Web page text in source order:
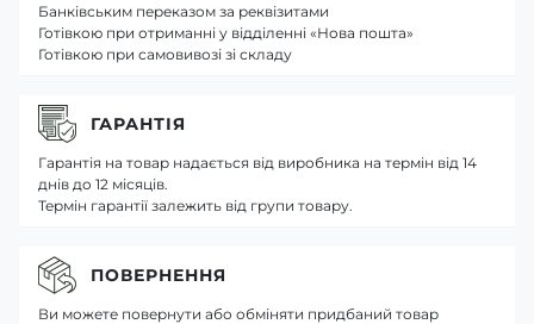
Банківським переказом за реквізитами
Готівкою при отриманні у відділенні «Нова пошта»
Готівкою при самовивозі зі складу
ГАРАНТІЯ
Гарантія на товар надається від виробника на термін від 14
днів до 12 місяців.
Термін гарантії залежить від групи товару.
ПОВЕРНЕННЯ
Ви можете повернути або обміняти придбаний товар